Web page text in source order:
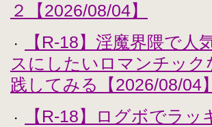
２【2026/08/04】
・
【R-18】淫魔界隈で人
スにしたいロマンチック
践してみる【2026/08/04】
・
【R-18】ログボでラッ